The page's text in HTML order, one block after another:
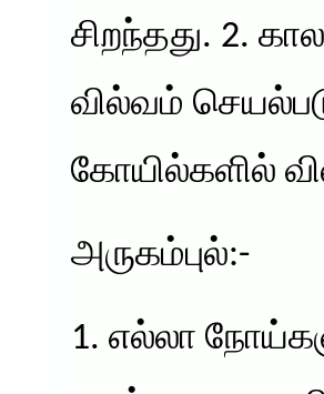
சிறந்தது. 2.
வில்வம்
கோயில்களில்
அருகம்புல்:-
1. எல்லா